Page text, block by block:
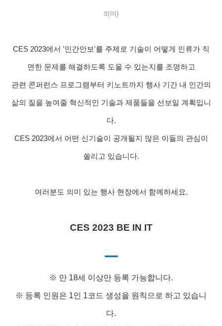
의미)
CES 2023에서 '인간안보'를 주제로 기술이 어떻게 인류가 직
면한 문제를 해결하도록 도울 수 있는지를 조명하고
관련 콘퍼런스 프로그램부터 키노트까지 행사 기간 내 인간의
삶의 질을 높여줄 혁신적인 기술과 제품들을 선보일 계획입니
다.
CES 2023에서 어떤 신기술이 공개될지 많은 이들의 관심이
쏠리고 있습니다.
여러분도 의미 있는 행사 현장에서 함께하세요.
CES 2023 BE IN IT
ㅡ
※ 만 18세 이상만 등록 가능합니다.
※ 등록 인원은 1인 1코드 생성을 원칙으로 하고 있습니
다.